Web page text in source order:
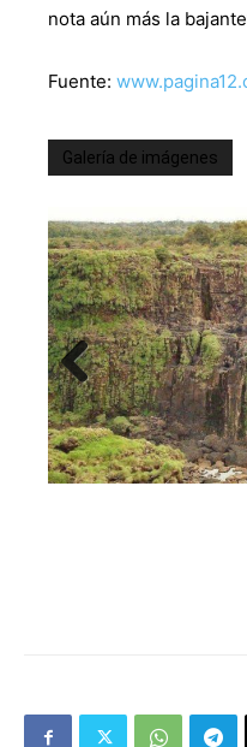
nota aún más la
Fuente:
Galería de imágenes
Previous